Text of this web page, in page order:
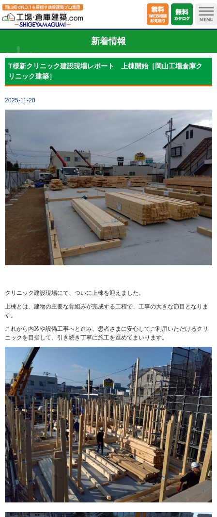
新着情報
T様新クリニック建設現場レポート 上棟開始［岡山工場倉庫ク
リニック建築］
2025-11-20
クリニック建設現場にて、ついに上棟を迎えました。
上棟とは、建物の主要な骨組みが完成する工程で、工事の大きな節目となりま
す。
これから内装や設備工事へと進み、患者さまに安心してご利用いただけるクリ
ニックを目指して、引き続き丁寧に施工を進めてまいります。